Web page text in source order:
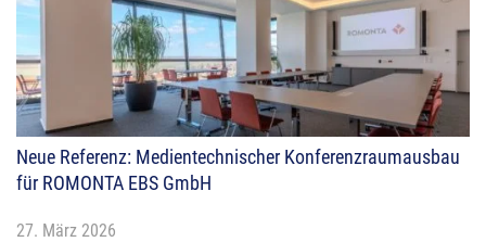
Neue Referenz: Medientechnischer Konferenzraumausbau
für ROMONTA EBS GmbH
27. März 2026